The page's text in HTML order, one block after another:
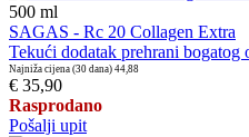
500 ml
SAGAS - Rc 20 Collagen Extra
Tekući dodatak prehrani bogatog
Najniža cijena (30 dana) 44,88
€ 35,90
Rasprodano
Pošalji upit